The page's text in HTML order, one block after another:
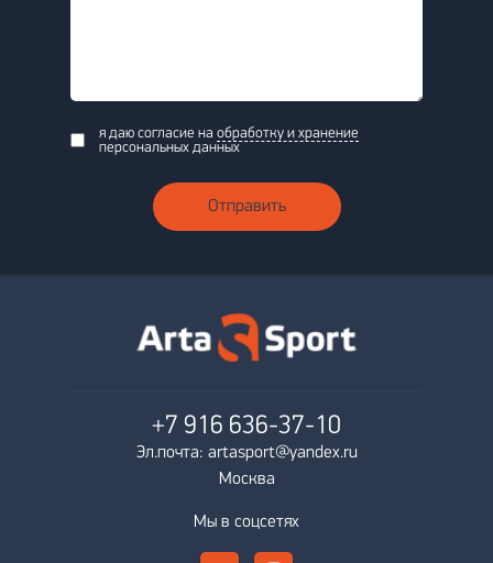
я даю согласие на обработку и хранение
персональных данных
Отправить
+7 916 636-37-10
Эл.почта: artasport@yandex.ru
Москва
Мы в соцсетях